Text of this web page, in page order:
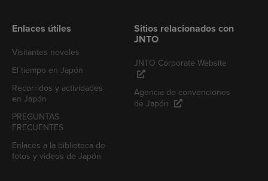
Enlaces útiles
Visitantes noveles
El tiempo en Japón
Recorridos y actividades
en Japón
PREGUNTAS
FRECUENTES
Enlaces a la biblioteca de
fotos y videos de Japón
Sitios relacionados con
JNTO
JNTO Corporate Website
Agencia de convenciones
de Japón